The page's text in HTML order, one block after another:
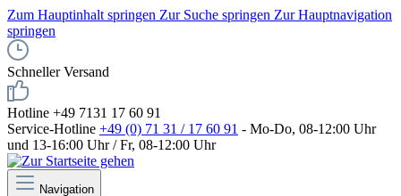
Zum Hauptinhalt springen Zur Suche springen Zur Hauptnavigation
springen
Schneller Versand
Hotline +49 7131 17 60 91
Service-Hotline +49 (0) 71 31 / 17 60 91 - Mo-Do, 08-12:00 Uhr
und 13-16:00 Uhr / Fr, 08-12:00 Uhr
Navigation